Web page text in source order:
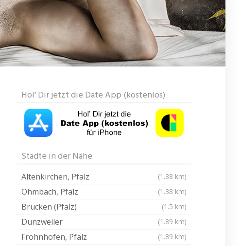
Hol‘ Dir jetzt die Date App (kostenlos)
Städte in der Nähe
Altenkirchen, Pfalz (1.38 km)
Ohmbach, Pfalz (1.38 km)
Brücken (Pfalz) (1.5 km)
Dunzweiler (1.89 km)
Frohnhofen, Pfalz (1.89 km)